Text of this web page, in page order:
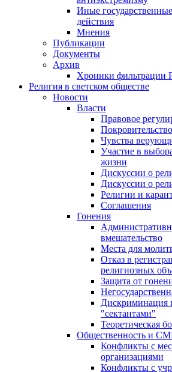
Иные
действия
Мнения
Публикации
Документы
Архив
Хроники фильтрации
Религия в светском обществе
Новости
Власти
Правовое
Чувства
Участие в
жизни
Дискуссии о
Дискуссии о
Религии и
Соглашения
Гонения
вмешательство
Места для
Отказ в
религиозных
Защита от
Дискриминация
"сектантами"
Теоретическая
Общественность и
Конфликты с
организациями
Конфликты с